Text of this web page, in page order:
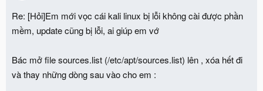
Re: [Hỏi]Em mới vọc cái kali linux bị lỗi không cài được phần
mềm, update cũng bị lỗi, ai giúp em vớ
Bác mở file sources.list (/etc/apt/sources.list) lên , xóa hết đi
và thay những dòng sau vào cho em :